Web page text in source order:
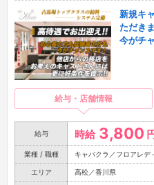
新規キ
ただき
今がチ
給与・店舗情報
給与 時給 3,800
業種 / 職種 キャバクラ／フロアレデ
エリア 高松／香川県